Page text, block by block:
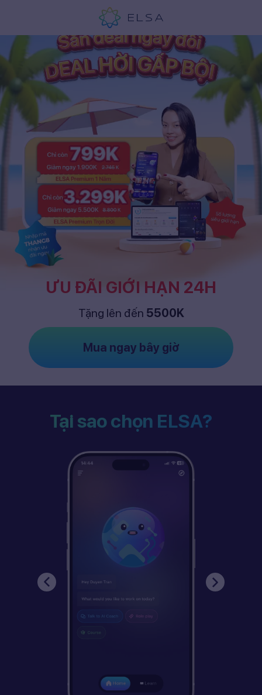
ƯU ĐÃI GIỚI HẠN 24H
Tặng lên đến 5500K
Mua ngay bây giờ
Tại sao chọn ELSA?